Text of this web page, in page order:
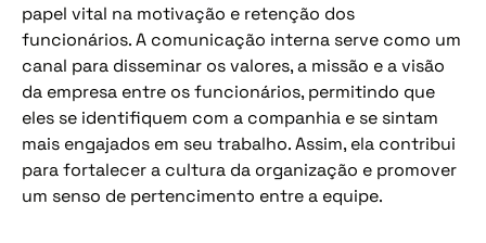
papel vital na motivação e retenção dos
funcionários. A comunicação interna serve como um
canal para disseminar os valores, a missão e a visão
da empresa entre os funcionários, permitindo que
eles se identifiquem com a companhia e se sintam
mais engajados em seu trabalho. Assim, ela contribui
para fortalecer a cultura da organização e promover
um senso de pertencimento entre a equipe.